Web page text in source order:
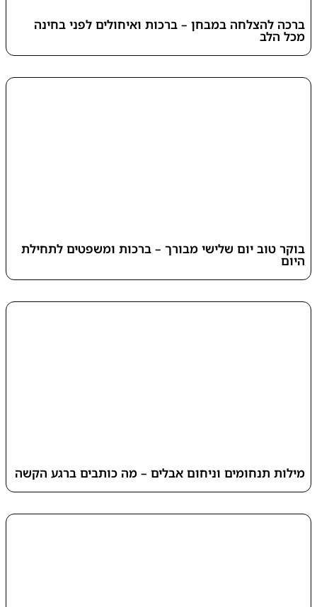
ברכה להצלחה במבחן – ברכות ואיחולים לפני בחינה
מכל הלב
בוקר טוב יום שלישי מבורך – ברכות ומשפטים לתחילת
היום
מילות תנחומים וניחום אבלים – מה כותבים ברגע הקשה